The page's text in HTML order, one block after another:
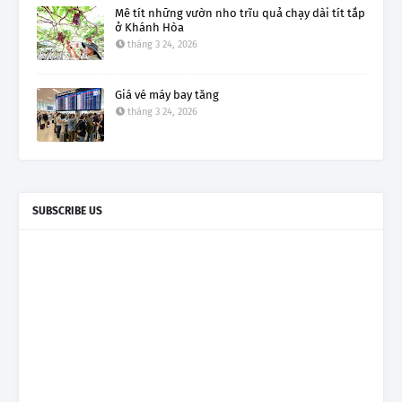
Mê tít những vườn nho trĩu quả chạy dài tít tắp
ở Khánh Hòa
tháng 3 24, 2026
Giá vé máy bay tăng
tháng 3 24, 2026
SUBSCRIBE US